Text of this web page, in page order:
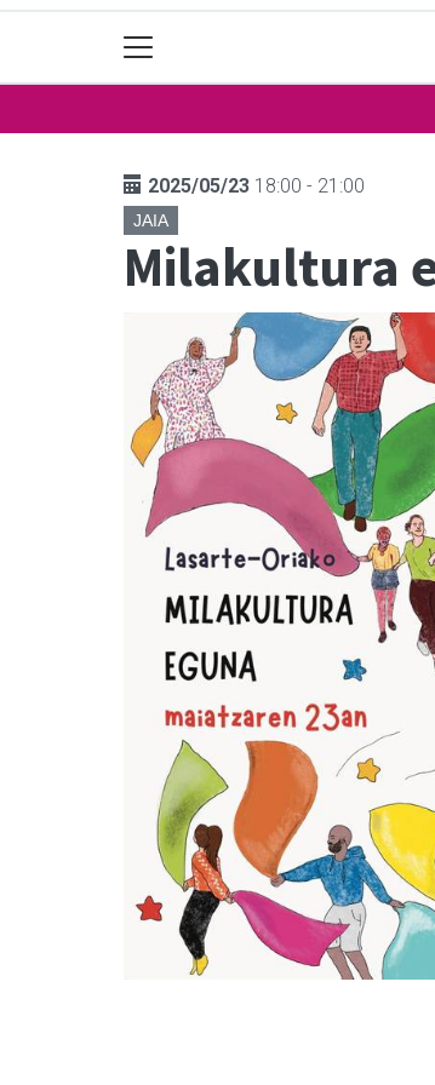
2025/05/23 18:00 - 21:00
JAIA
Milakultura